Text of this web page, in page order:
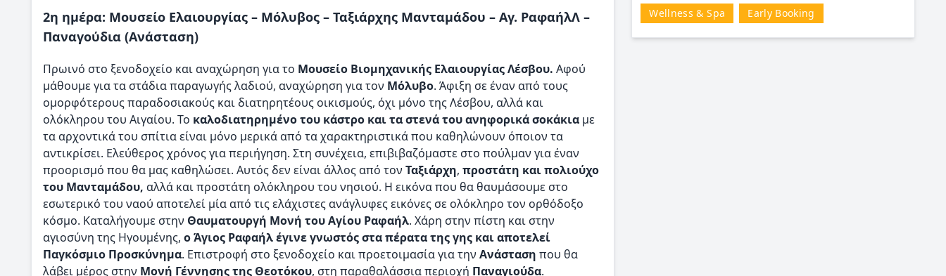
2η ημέρα: Μουσείο Ελαιουργίας – Μόλυβος – Ταξιάρχης Μανταμάδου – Αγ. ΡαφαήλΛ –
Παναγούδια (Ανάσταση)
Πρωινό στο ξενοδοχείο και αναχώρηση για το Μουσείο Βιομηχανικής Ελαιουργίας Λέσβου. Αφού
μάθουμε για τα στάδια παραγωγής λαδιού, αναχώρηση για τον Μόλυβο. Άφιξη σε έναν από τους
ομορφότερους παραδοσιακούς και διατηρητέους οικισμούς, όχι μόνο της Λέσβου, αλλά και
ολόκληρου του Αιγαίου. Το καλοδιατηρημένο του κάστρο και τα στενά του ανηφορικά σοκάκια με
τα αρχοντικά του σπίτια είναι μόνο μερικά από τα χαρακτηριστικά που καθηλώνουν όποιον τα
αντικρίσει. Eλεύθερος χρόνος για περιήγηση. Στη συνέχεια, επιβιβαζόμαστε στο πούλμαν για έναν
προορισμό που θα μας καθηλώσει. Αυτός δεν είναι άλλος από τον Ταξιάρχη, προστάτη και πολιούχο
του Μανταμάδου, αλλά και προστάτη ολόκληρου του νησιού. Η εικόνα που θα θαυμάσουμε στο
εσωτερικό του ναού αποτελεί μία από τις ελάχιστες ανάγλυφες εικόνες σε ολόκληρο τον ορθόδοξο
κόσμο. Καταλήγουμε στην Θαυματουργή Μονή του Αγίου Ραφαήλ. Χάρη στην πίστη και στην
αγιοσύνη της Ηγουμένης, ο Άγιος Ραφαήλ έγινε γνωστός στα πέρατα της γης και αποτελεί
Παγκόσμιο Προσκύνημα. Επιστροφή στο ξενοδοχείο και προετοιμασία για την Ανάσταση που θα
λάβει μέρος στην Μονή Γέννησης της Θεοτόκου, στη παραθαλάσσια περιοχή Παναγιούδα.
Wellness & Spa
Early Booking